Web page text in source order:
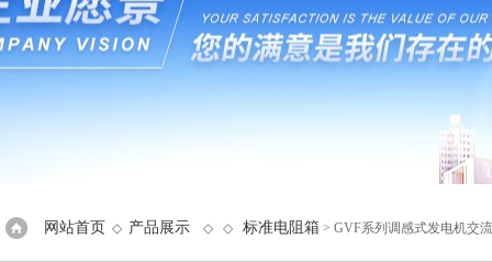
网站首页 ◇ 产品展示 ◇ ◇ 标准电阻箱 > GVF系列调感式发电机交